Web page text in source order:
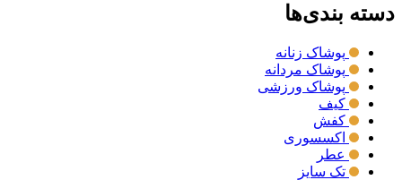
دسته بندی‌ها
پوشاک زنانه
پوشاک مردانه
پوشاک ورزشی
کیف
کفش
اکسسوری
عطر
تک سایز